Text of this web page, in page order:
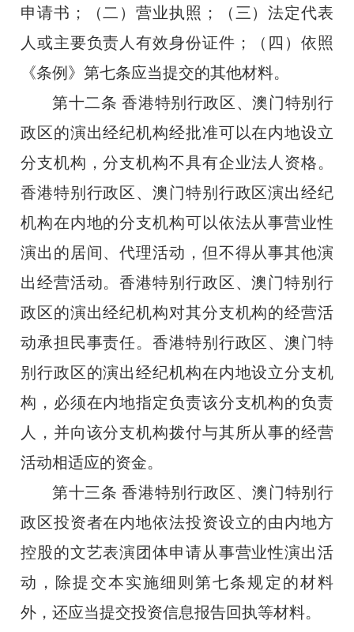
申请书；（二）营业执照；（三）法定代表
人或主要负责人有效身份证件；（四）依照
《条例》第七条应当提交的其他材料。
第十二条 香港特别行政区、澳门特别行
政区的演出经纪机构经批准可以在内地设立
分支机构，分支机构不具有企业法人资格。
香港特别行政区、澳门特别行政区演出经纪
机构在内地的分支机构可以依法从事营业性
演出的居间、代理活动，但不得从事其他演
出经营活动。香港特别行政区、澳门特别行
政区的演出经纪机构对其分支机构的经营活
动承担民事责任。香港特别行政区、澳门特
别行政区的演出经纪机构在内地设立分支机
构，必须在内地指定负责该分支机构的负责
人，并向该分支机构拨付与其所从事的经营
活动相适应的资金。
第十三条 香港特别行政区、澳门特别行
政区投资者在内地依法投资设立的由内地方
控股的文艺表演团体申请从事营业性演出活
动，除提交本实施细则第七条规定的材料
外，还应当提交投资信息报告回执等材料。